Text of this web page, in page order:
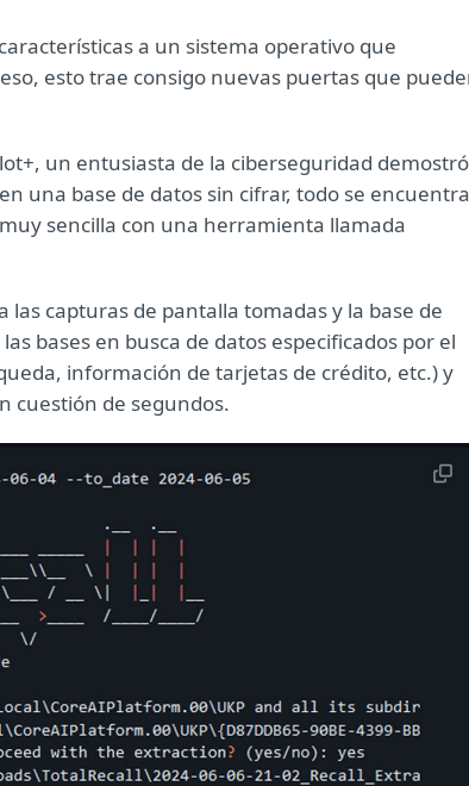
a un sistema operativo que
esto trae consigo nuevas puertas que
un entusiasta de la ciberseguridad demostró
una base de datos sin cifrar, todo se encuentra
sencilla con una herramienta llamada
las capturas de pantalla tomadas y la base de
bases en busca de datos especificados por el
información de tarjetas de crédito, etc.) y
cuestión de segundos.